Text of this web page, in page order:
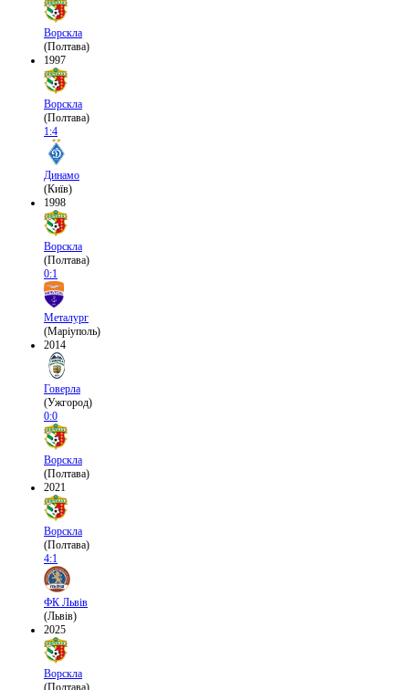
Ворскла
(Полтава)
1997
Ворскла
(Полтава)
1:4
Динамо
(Київ)
1998
Ворскла
(Полтава)
0:1
Металург
(Маріуполь)
2014
Говерла
(Ужгород)
0:0
Ворскла
(Полтава)
2021
Ворскла
(Полтава)
4:1
ФК Львів
(Львів)
2025
Ворскла